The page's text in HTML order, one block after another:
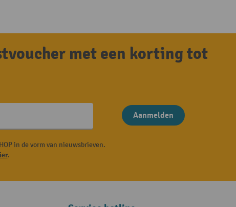
met een korting tot
Aanmelden
in de vorm van nieuwsbrieven.
.